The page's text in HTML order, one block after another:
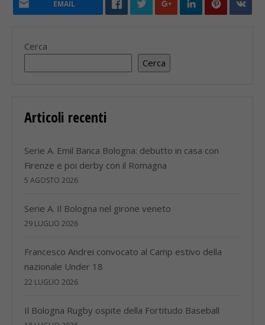
EMAIL
Cerca
Cerca
Articoli recenti
Serie A. Emil Banca Bologna: debutto in casa con
Firenze e poi derby con il Romagna
5 AGOSTO 2026
Serie A. Il Bologna nel girone veneto
29 LUGLIO 2026
Francesco Andrei convocato al Camp estivo della
nazionale Under 18
22 LUGLIO 2026
Il Bologna Rugby ospite della Fortitudo Baseball